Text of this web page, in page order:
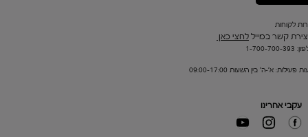
לקוחות
קשר במייל לחצי כאן
700-393
פעילות: א'-ה' בין השעות 09:00-17:00
עקבי אחרינו